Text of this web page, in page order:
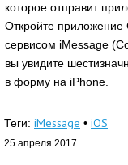
которое отправит
Откройте
сервисом iMessage
вы увидите
в форму на iPhone.
Теги: iMessage • iOS
25 апреля 2017